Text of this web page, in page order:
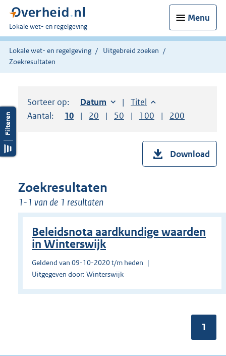
Menu
U
bent
hier:
Lokale wet- en regelgeving
Lokale wet- en regelgeving
Uitgebreid zoeken
Zoekresultaten
Sorteer op: Sorteer op:
Datum oplopendSorteer op:
Titel oplopend
Aantal:
Toon
10 resultaten per pagina
Toon
20 resultaten per pagina
Toon
50 resultaten per pagina
Toon
100 resultaten per
Toon
200
Download
Zoekresultaten
1-1 van de 1 resultaten
Beleidsnota aardkundige waarden
in Winterswijk
Geldend van 09-10-2020 t/m heden
Uitgegeven door: Winterswijk
1